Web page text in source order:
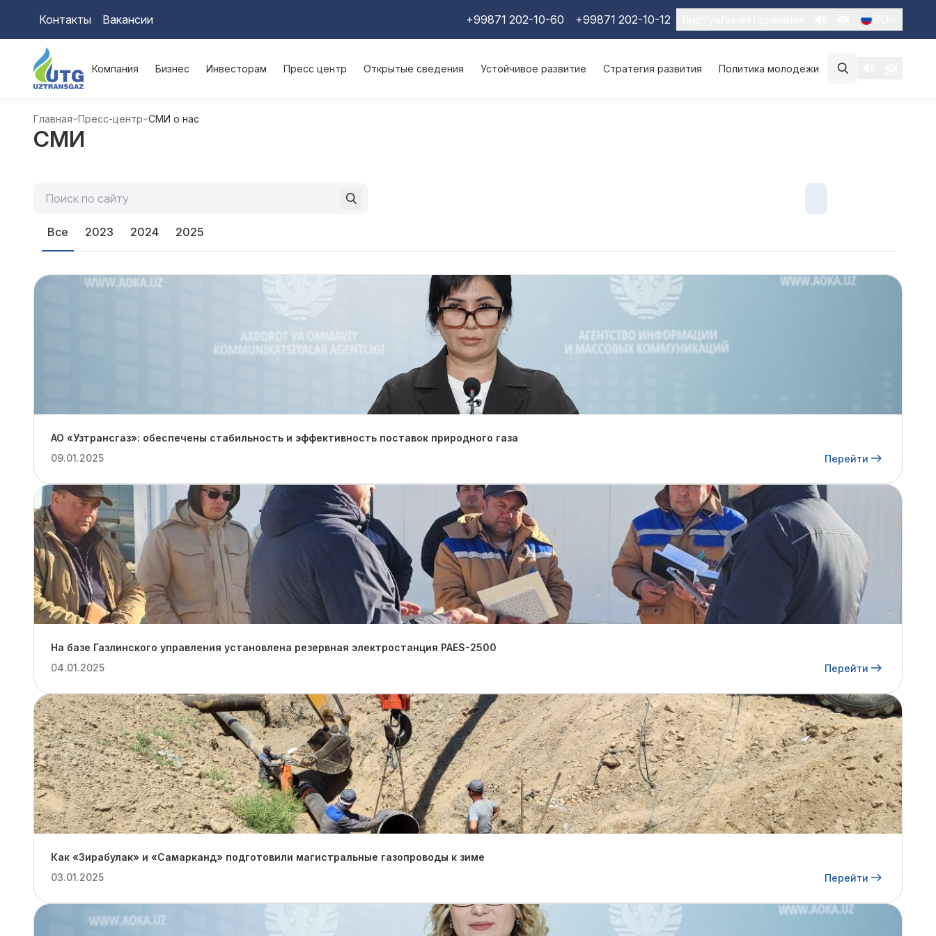
Контакты Вакансии +99871 202-10-60 +99871 202-10-12
Компания Бизнес Инвесторам Пресс центр Открытые сведения Устойчивое развитие Стратегия развития Политика молодежи
Главная Пресс-центр СМИ о нас
СМИ
Все 2023 2024 2025
АО «Узтрансгаз»: обеспечены стабильность и эффективность поставок природного газа
09.01.2025
Перейти
На базе Газлинского управления установлена резервная электростанция PAES-2500
04.01.2025
Перейти
Как «Зирабулак» и «Самарканд» подготовили магистральные газопроводы к зиме
03.01.2025
Перейти